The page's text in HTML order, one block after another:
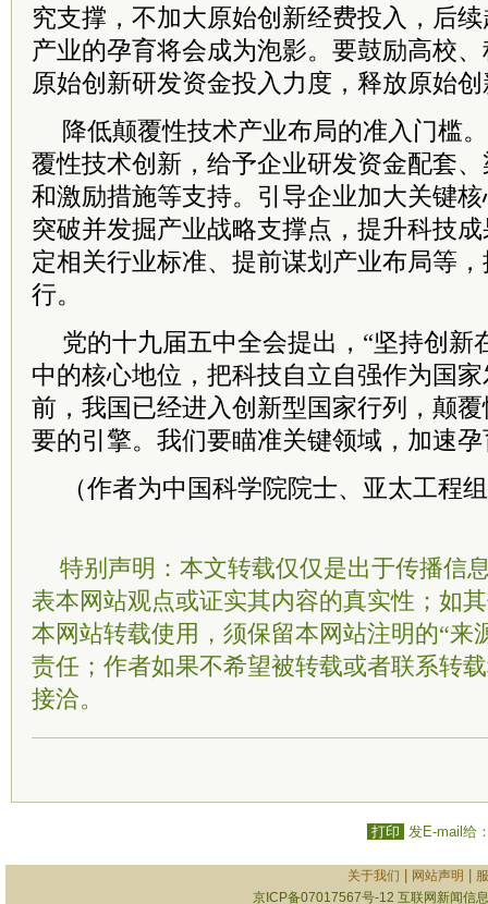
究支撑，不加大原始创新经费投入，后
产业的孕育将会成为泡影。要鼓励高校
原始创新研发资金投入力度，释放原始
降低颠覆性技术产业布局的准入门槛
覆性技术创新，给予企业研发资金配套
和激励措施等支持。引导企业加大关键
突破并发掘产业战略支撑点，提升科技
定相关行业标准、提前谋划产业布局等
行。
党的十九届五中全会提出，“坚持创新
中的核心地位，把科技自立自强作为国
前，我国已经进入创新型国家行列，颠
要的引擎。我们要瞄准关键领域，加速
（作者为中国科学院院士、亚太工程
特别声明：本文转载仅仅是出于传播信
表本网站观点或证实其内容的真实性；如
本网站转载使用，须保留本网站注明的“来
责任；作者如果不希望被转载或者联系转
接洽。
打印 发E-mail给
关于我们 网站声明
京ICP备07017567号-12 互联网新闻信